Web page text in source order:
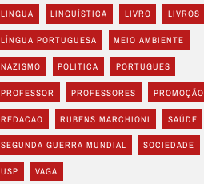
LINGUA LINGUÍSTICA LIVRO LIVROS
LÍNGUA PORTUGUESA MEIO AMBIENTE
NAZISMO POLITICA PORTUGUES
PROFESSOR PROFESSORES PROMOÇÃO
REDACAO RUBENS MARCHIONI SAÚDE
SEGUNDA GUERRA MUNDIAL SOCIEDADE
USP VAGA